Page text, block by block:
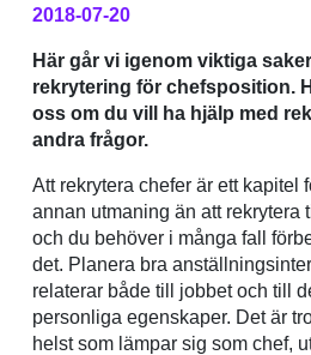
2018-07-20
Här går vi igenom viktiga
rekrytering för chefsposition.
oss om du vill ha hjälp med
andra frågor.
Att rekrytera chefer är ett kapitel
annan utmaning än att rekrytera
och du behöver i många fall
det. Planera bra
relaterar både till jobbet och till
personliga egenskaper. Det är
helst som lämpar sig som chef,